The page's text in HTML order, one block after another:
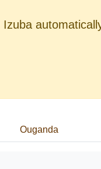
Izuba
Ouganda